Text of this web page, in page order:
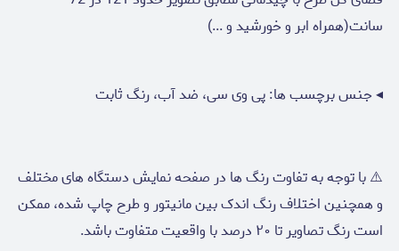
سانت(همراه ابر و خورشید و ...)
◂ جنس برچسب ها: پی وی سی، ضد آب، رنگ ثابت
⚠️ با توجه به تفاوت رنگ ها در صفحه نمایش دستگاه های مختلف
و همچنین اختلاف رنگ اندک بین مانیتور و طرح چاپ شده، ممکن
است رنگ تصاویر تا ۲۰ درصد با واقعیت متفاوت باشد.